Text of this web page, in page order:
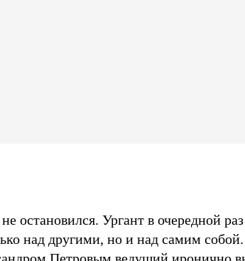
остановился. Ургант в очередной
над другими, но и над самим собой.